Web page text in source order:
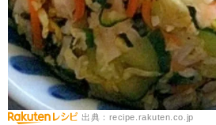
出典：recipe.rakuten.co.jp